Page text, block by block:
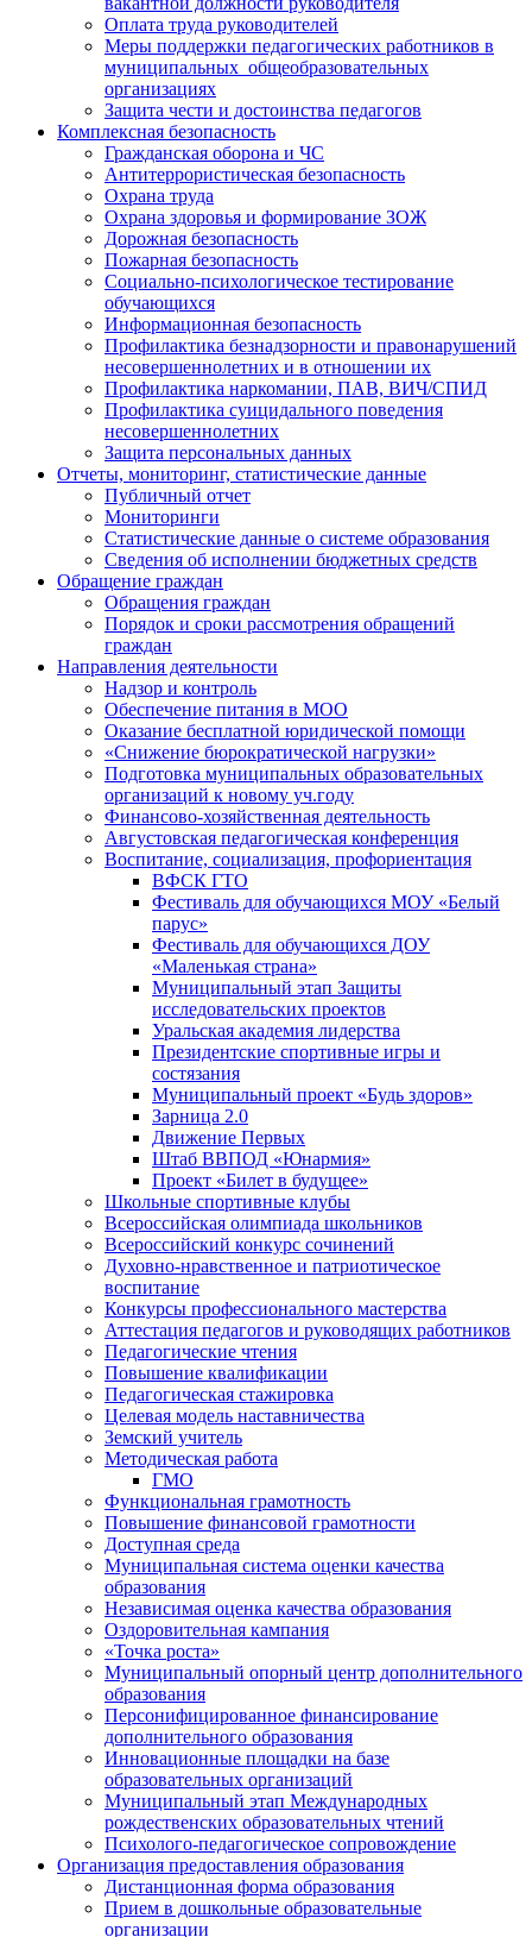
Оплата труда руководителей
Меры поддержки педагогических работников в
муниципальных общеобразовательных
организациях
Защита чести и достоинства педагогов
Комплексная безопасность
Гражданская оборона и ЧС
Антитеррористическая безопасность
Охрана труда
Охрана здоровья и формирование ЗОЖ
Дорожная безопасность
Пожарная безопасность
Социально-психологическое тестирование
обучающихся
Информационная безопасность
Профилактика безнадзорности и правонарушений
несовершеннолетних и в отношении их
Профилактика наркомании, ПАВ, ВИЧ/СПИД
Профилактика суицидального поведения
несовершеннолетних
Защита персональных данных
Отчеты, мониторинг, статистические данные
Публичный отчет
Мониторинги
Статистические данные о системе образования
Сведения об исполнении бюджетных средств
Обращение граждан
Обращения граждан
Порядок и сроки рассмотрения обращений
граждан
Направления деятельности
Надзор и контроль
Обеспечение питания в МОО
Оказание бесплатной юридической помощи
«Снижение бюрократической нагрузки»
Подготовка муниципальных образовательных
организаций к новому уч.году
Финансово-хозяйственная деятельность
Августовская педагогическая конференция
Воспитание, социализация, профориентация
ВФСК ГТО
Фестиваль для обучающихся МОУ «Белый
парус»
Фестиваль для обучающихся ДОУ
«Маленькая страна»
Муниципальный этап Защиты
исследовательских проектов
Уральская академия лидерства
Президентские спортивные игры и
состязания
Муниципальный проект «Будь здоров»
Зарница 2.0
Движение Первых
Штаб ВВПОД «Юнармия»
Проект «Билет в будущее»
Школьные спортивные клубы
Всероссийская олимпиада школьников
Всероссийский конкурс сочинений
Духовно-нравственное и патриотическое
воспитание
Конкурсы профессионального мастерства
Аттестация педагогов и руководящих работников
Педагогические чтения
Повышение квалификации
Педагогическая стажировка
Целевая модель наставничества
Земский учитель
Методическая работа
ГМО
Функциональная грамотность
Повышение финансовой грамотности
Доступная среда
Муниципальная система оценки качества
образования
Независимая оценка качества образования
Оздоровительная кампания
«Точка роста»
Муниципальный опорный центр дополнительного
образования
Персонифицированное финансирование
дополнительного образования
Инновационные площадки на базе
образовательных организаций
Муниципальный этап Международных
рождественских образовательных чтений
Психолого-педагогическое сопровождение
Организация предоставления образования
Дистанционная форма образования
Прием в дошкольные образовательные
организации